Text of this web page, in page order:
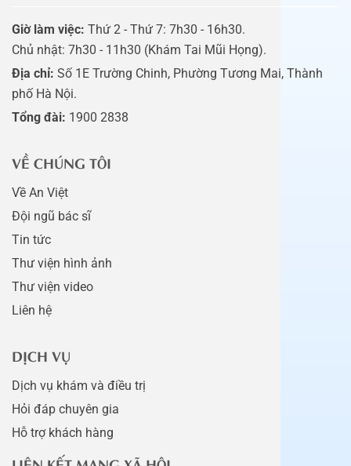
Giờ làm việc: Thứ 2 - Thứ 7: 7h30 - 16h30.
Chủ nhật: 7h30 - 11h30 (Khám Tai Mũi Họng).
Địa chỉ: Số 1E Trường Chinh, Phường Tương Mai, Thành
phố Hà Nội.
Tổng đài: 1900 2838
VỀ CHÚNG TÔI
Về An Việt
Đội ngũ bác sĩ
Tin tức
Thư viện hình ảnh
Thư viện video
Liên hệ
DỊCH VỤ
Dịch vụ khám và điều trị
Hỏi đáp chuyên gia
Hỗ trợ khách hàng